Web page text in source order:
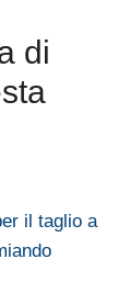
di
il taglio a